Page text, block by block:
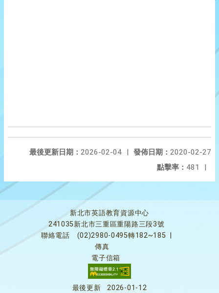
發佈日期： 2020-02-27
最後更新日期： 2026-02-04
|
點擊率： 481 |
新北市英語教育資源中心
241035新北市三重區重陽路三段3號
聯絡電話
(02)2980-0495轉182~185
傳真
電子信箱
最後更新 2026-01-12